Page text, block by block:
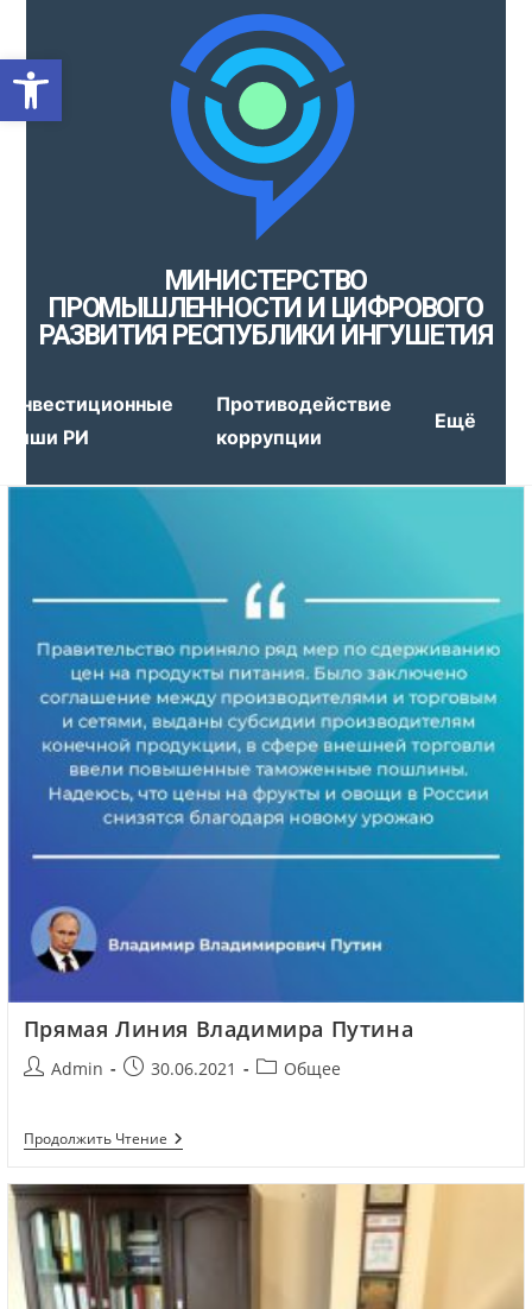
Открыть панель
МИНИСТЕРСТВО
ПРОМЫШЛЕННОСТИ И ЦИФРОВОГО
РАЗВИТИЯ РЕСПУБЛИКИ ИНГУШЕТИЯ
Инвестиционные
ниши РИ
Противодействие
коррупции
Ещё
Прямая Линия Владимира Путина
Admin 30.06.2021 Общее
Продолжить Чтение